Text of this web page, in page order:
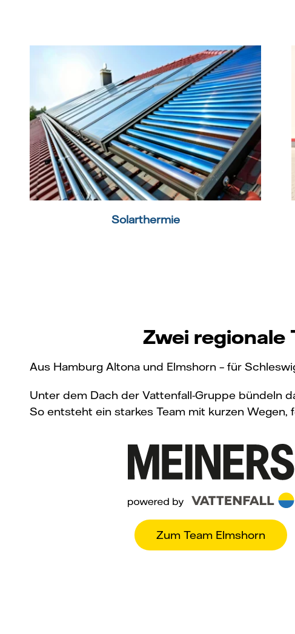
Solarthermie
Zwei regionale
Aus Hamburg Altona und Elmshorn – für
Unter dem Dach der Vattenfall-Gruppe bündeln
So entsteht ein starkes Team mit kurzen
Zum Team Elmshorn